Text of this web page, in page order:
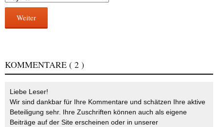
Weiter
KOMMENTARE ( 2 )
Liebe Leser!
Wir sind dankbar für Ihre Kommentare und schätzen Ihre aktive
Beteiligung sehr. Ihre Zuschriften können auch als eigene
Beiträge auf der Site erscheinen oder in unserer